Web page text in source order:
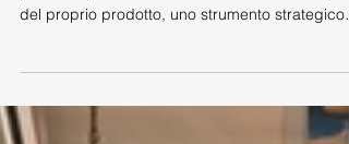
(ICT): il concorso del caffè che
partenza per una narrazione efficace della
del proprio prodotto, uno strumento strategico